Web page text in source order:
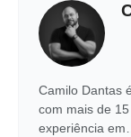
Camilo Dantas
com mais de
experiência em…